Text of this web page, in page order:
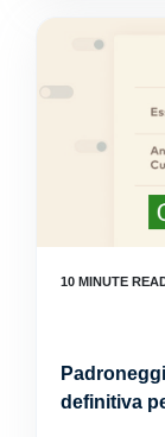
definitiva